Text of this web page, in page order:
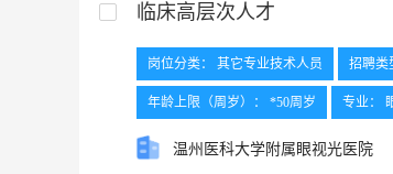
临床高层次人才
岗位分类： 其它专业技术人员 招聘类
年龄上限（周岁）： *50周岁 专业：
户籍所在地： / 专业技术资格： 正高
温州医科大学附属眼视光医院